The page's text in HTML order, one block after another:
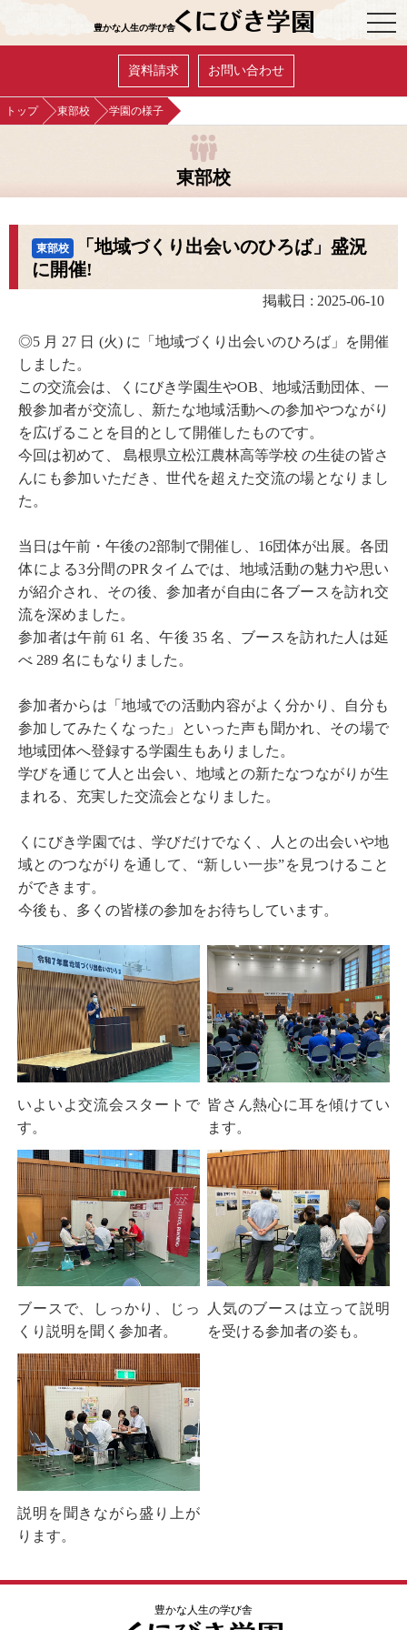
豊かな人生の学び舎
資料請求 お問い合わせ
トップ 東部校 学園の様子
東部校
東部校
「地域づくり出会いのひろば」盛況
に開催!
掲載日 : 2025-06-10
◎5 月 27 日 (火) に「地域づくり出会いのひろば」を開催
しました。
この交流会は、くにびき学園生やOB、地域活動団体、一
般参加者が交流し、新たな地域活動への参加やつながり
を広げることを目的として開催したものです。
今回は初めて、 島根県立松江農林高等学校 の生徒の皆さ
んにも参加いただき、世代を超えた交流の場となりまし
た。
当日は午前・午後の2部制で開催し、16団体が出展。各団
体による3分間のPRタイムでは、地域活動の魅力や思い
が紹介され、その後、参加者が自由に各ブースを訪れ交
流を深めました。
参加者は午前 61 名、午後 35 名、ブースを訪れた人は延
べ 289 名にもなりました。
参加者からは「地域での活動内容がよく分かり、自分も
参加してみたくなった」といった声も聞かれ、その場で
地域団体へ登録する学園生もありました。
学びを通じて人と出会い、地域との新たなつながりが生
まれる、充実した交流会となりました。
くにびき学園では、学びだけでなく、人との出会いや地
域とのつながりを通して、“新しい一歩”を見つけること
ができます。
今後も、多くの皆様の参加をお待ちしています。
いよいよ交流会スタートで
す。
皆さん熱心に耳を傾けてい
ます。
ブースで、しっかり、じっ
くり説明を聞く参加者。
人気のブースは立って説明
を受ける参加者の姿も。
説明を聞きながら盛り上が
ります。
豊かな人生の学び舎